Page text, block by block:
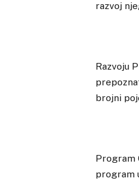
KONTRAST
FONTA
razvoj
Razvoju
brojni
Program
program